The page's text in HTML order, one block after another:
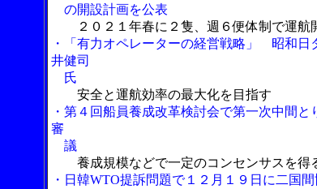
の開設計画を公表
２０２１年春に２隻、週６便体制で運航
・「有力オペレーターの経営戦略」 昭和
井健司
氏
安全と運航効率の最大化を目指す
・第４回船員養成改革検討会で第一次中間と
審
議
養成規模などで一定のコンセンサスを得
・日韓WTO提訴問題で１２月１９日に二国